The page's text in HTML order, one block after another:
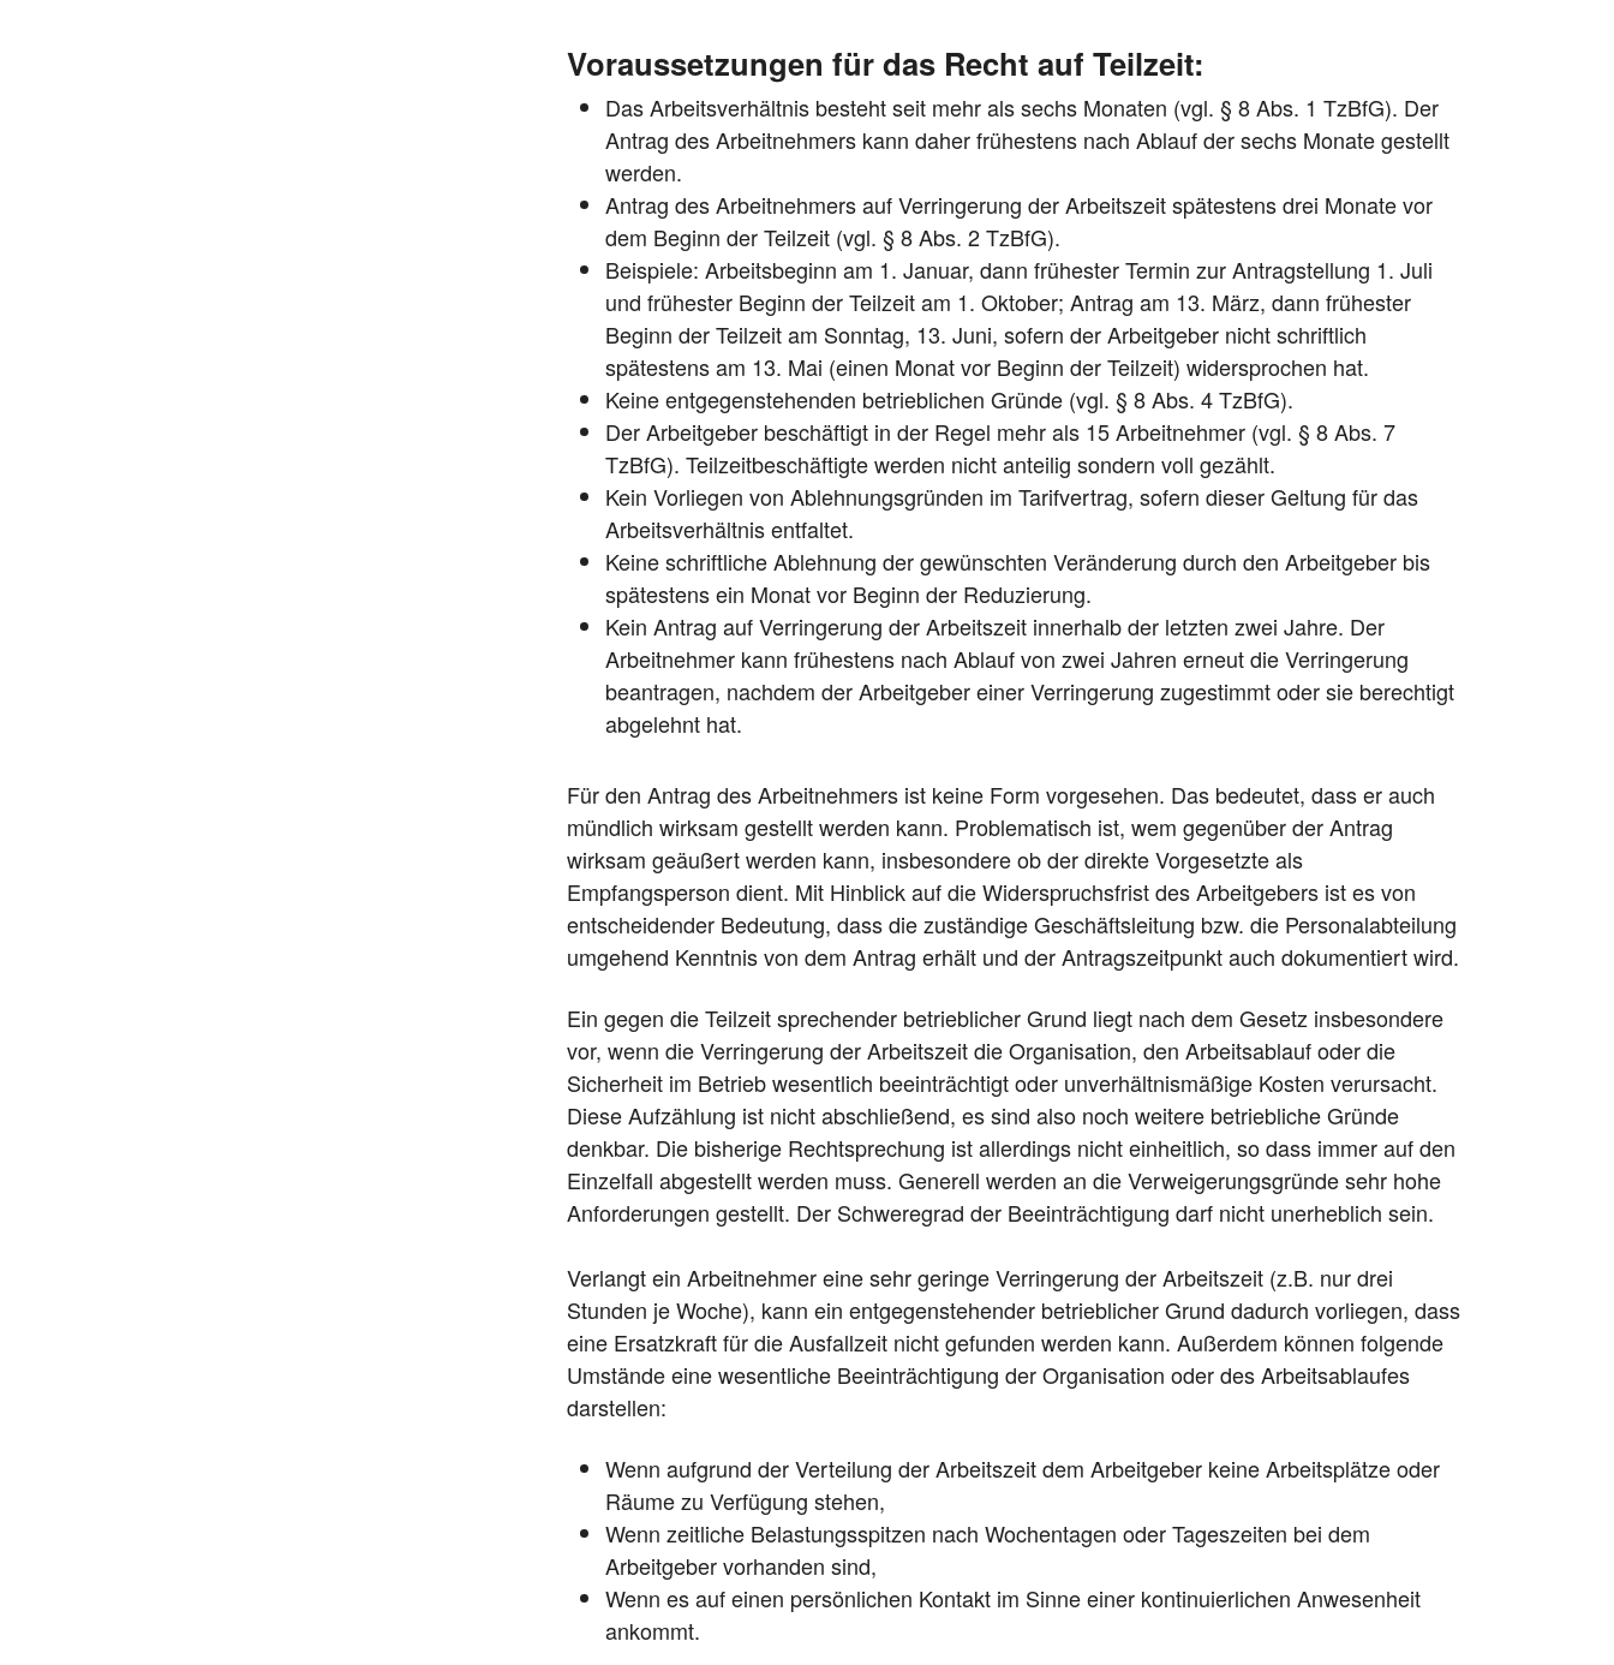
Voraussetzungen für das Recht auf Teilzeit:
Das Arbeitsverhältnis besteht seit mehr als sechs Monaten (vgl. § 8 Abs. 1 TzBfG). Der
Antrag des Arbeitnehmers kann daher frühestens nach Ablauf der sechs Monate gestellt
werden.
Antrag des Arbeitnehmers auf Verringerung der Arbeitszeit spätestens drei Monate vor
dem Beginn der Teilzeit (vgl. § 8 Abs. 2 TzBfG).
Beispiele: Arbeitsbeginn am 1. Januar, dann frühester Termin zur Antragstellung 1. Juli
und frühester Beginn der Teilzeit am 1. Oktober; Antrag am 13. März, dann frühester
Beginn der Teilzeit am Sonntag, 13. Juni, sofern der Arbeitgeber nicht schriftlich
spätestens am 13. Mai (einen Monat vor Beginn der Teilzeit) widersprochen hat.
Keine entgegenstehenden betrieblichen Gründe (vgl. § 8 Abs. 4 TzBfG).
Der Arbeitgeber beschäftigt in der Regel mehr als 15 Arbeitnehmer (vgl. § 8 Abs. 7
TzBfG). Teilzeitbeschäftigte werden nicht anteilig sondern voll gezählt.
Kein Vorliegen von Ablehnungsgründen im Tarifvertrag, sofern dieser Geltung für das
Arbeitsverhältnis entfaltet.
Keine schriftliche Ablehnung der gewünschten Veränderung durch den Arbeitgeber bis
spätestens ein Monat vor Beginn der Reduzierung.
Kein Antrag auf Verringerung der Arbeitszeit innerhalb der letzten zwei Jahre. Der
Arbeitnehmer kann frühestens nach Ablauf von zwei Jahren erneut die Verringerung
beantragen, nachdem der Arbeitgeber einer Verringerung zugestimmt oder sie berechtigt
abgelehnt hat.
Für den Antrag des Arbeitnehmers ist keine Form vorgesehen. Das bedeutet, dass er auch
mündlich wirksam gestellt werden kann. Problematisch ist, wem gegenüber der Antrag
wirksam geäußert werden kann, insbesondere ob der direkte Vorgesetzte als
Empfangsperson dient. Mit Hinblick auf die Widerspruchsfrist des Arbeitgebers ist es von
entscheidender Bedeutung, dass die zuständige Geschäftsleitung bzw. die Personalabteilung
umgehend Kenntnis von dem Antrag erhält und der Antragszeitpunkt auch dokumentiert wird.
Ein gegen die Teilzeit sprechender betrieblicher Grund liegt nach dem Gesetz insbesondere
vor, wenn die Verringerung der Arbeitszeit die Organisation, den Arbeitsablauf oder die
Sicherheit im Betrieb wesentlich beeinträchtigt oder unverhältnismäßige Kosten verursacht.
Diese Aufzählung ist nicht abschließend, es sind also noch weitere betriebliche Gründe
denkbar. Die bisherige Rechtsprechung ist allerdings nicht einheitlich, so dass immer auf den
Einzelfall abgestellt werden muss. Generell werden an die Verweigerungsgründe sehr hohe
Anforderungen gestellt. Der Schweregrad der Beeinträchtigung darf nicht unerheblich sein.
Verlangt ein Arbeitnehmer eine sehr geringe Verringerung der Arbeitszeit (z.B. nur drei
Stunden je Woche), kann ein entgegenstehender betrieblicher Grund dadurch vorliegen, dass
eine Ersatzkraft für die Ausfallzeit nicht gefunden werden kann. Außerdem können folgende
Umstände eine wesentliche Beeinträchtigung der Organisation oder des Arbeitsablaufes
darstellen:
Wenn aufgrund der Verteilung der Arbeitszeit dem Arbeitgeber keine Arbeitsplätze oder
Räume zu Verfügung stehen,
Wenn zeitliche Belastungsspitzen nach Wochentagen oder Tageszeiten bei dem
Arbeitgeber vorhanden sind,
Wenn es auf einen persönlichen Kontakt im Sinne einer kontinuierlichen Anwesenheit
ankommt.